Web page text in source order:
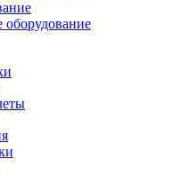
оборудование